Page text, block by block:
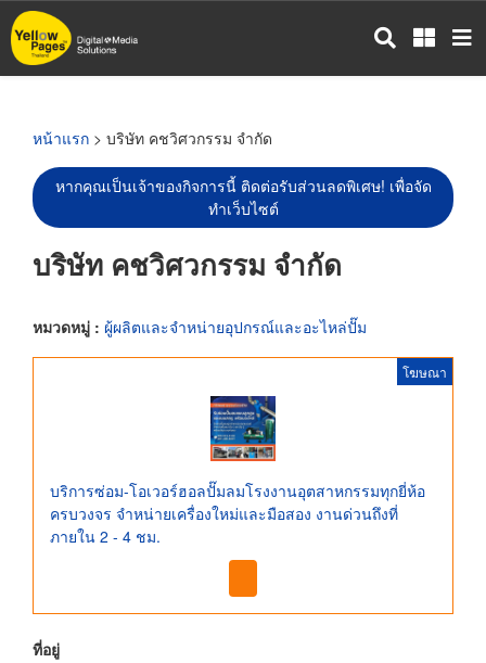
ข้าม
ไป
หน้าแรก > บริษัท คชวิศวกรรม จำกัด
หากคุณเป็นเจ้าของกิจการนี้ ติดต่อรับส่วนลดพิเศษ! เพื่อจัด
ทำเว็บไซต์
บริษัท คชวิศวกรรม จำกัด
หมวดหมู่ : ผู้ผลิตและจำหน่ายอุปกรณ์และอะไหล่ปั๊ม
โฆษณา
บริการซ่อม-โอเวอร์ฮอลปั๊มลมโรงงานอุตสาหกรรมทุกยี่ห้อ
ครบวงจร จำหน่ายเครื่องใหม่และมือสอง งานด่วนถึงที่
ภายใน 2 - 4 ชม.
ที่อยู่